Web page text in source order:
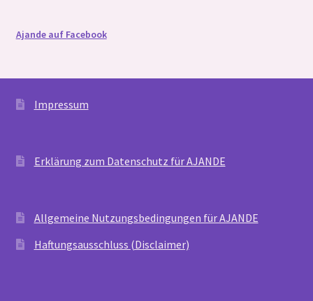
Ajande auf Facebook
Impressum
Erklärung zum Datenschutz für AJANDE
Allgemeine Nutzungsbedingungen für AJANDE
Haftungsausschluss (Disclaimer)